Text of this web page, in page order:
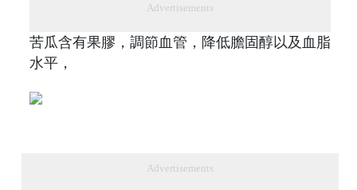
Advertisements
苦瓜含有果膠，調節血管，降低膽固醇以及血脂
水平，
Advertisements